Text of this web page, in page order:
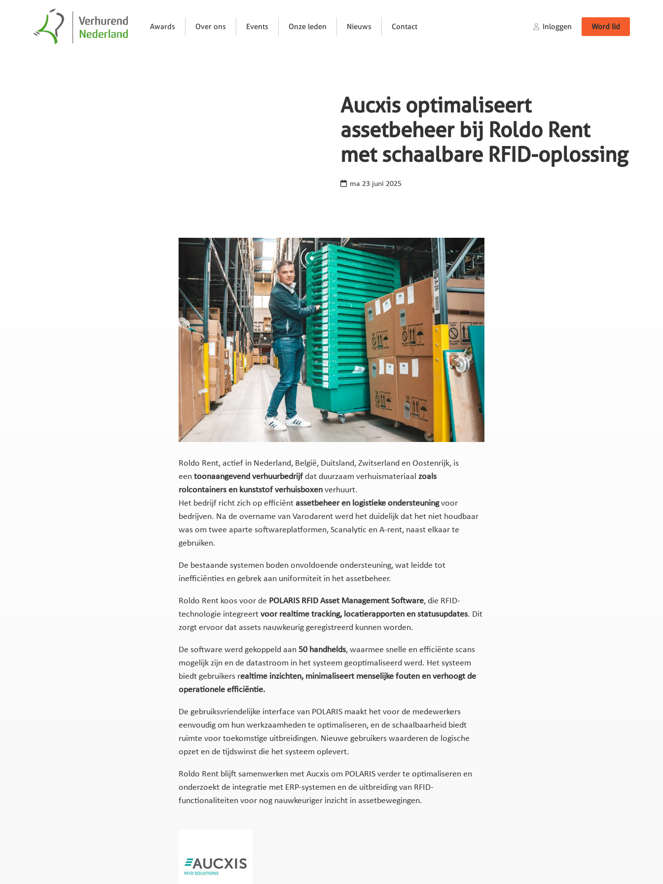
Awards Over ons Events Onze leden Nieuws Contact Inloggen Word lid
Aucxis optimaliseert
assetbeheer bij Roldo Rent
met schaalbare RFID-oplossing
ma 23 juni 2025
Roldo Rent, actief in Nederland, België, Duitsland, Zwitserland en Oostenrijk, is
een toonaangevend verhuurbedrijfdat duurzaam verhuismateriaal zoals
rolcontainers en kunststof verhuisboxen verhuurt.
Het bedrijf richt zich op efficiënt assetbeheer en logistieke ondersteuningvoor
bedrijven. Na de overname van Varodarent werd het duidelijk dat het niet houdbaar
was om twee aparte softwareplatformen, Scanalytic en A-rent, naast elkaar te
gebruiken.
De bestaande systemen boden onvoldoende ondersteuning, wat leidde tot
inefficiënties en gebrek aan uniformiteit in het assetbeheer.
Roldo Rent koos voor de POLARIS RFID Asset Management Software, die RFID-
technologie integreert voor realtime tracking, locatierapporten en statusupdates. Dit
zorgt ervoor dat assets nauwkeurig geregistreerd kunnen worden.
De software werd gekoppeld aan 50 handhelds, waarmee snelle en efficiënte scans
mogelijk zijn en de datastroom in het systeem geoptimaliseerd werd. Het systeem
biedt gebruikers realtime inzichten, minimaliseert menselijke fouten en verhoogt de
operationele efficiëntie.
De gebruiksvriendelijke interface van POLARIS maakt het voor de medewerkers
eenvoudig om hun werkzaamheden te optimaliseren, en de schaalbaarheid biedt
ruimte voor toekomstige uitbreidingen. Nieuwe gebruikers waarderen de logische
opzet en de tijdswinst die het systeem oplevert.
Roldo Rent blijft samenwerken met Aucxis om POLARIS verder te optimaliseren en
onderzoekt de integratie met ERP-systemen en de uitbreiding van RFID-
functionaliteiten voor nog nauwkeuriger inzicht in assetbewegingen.